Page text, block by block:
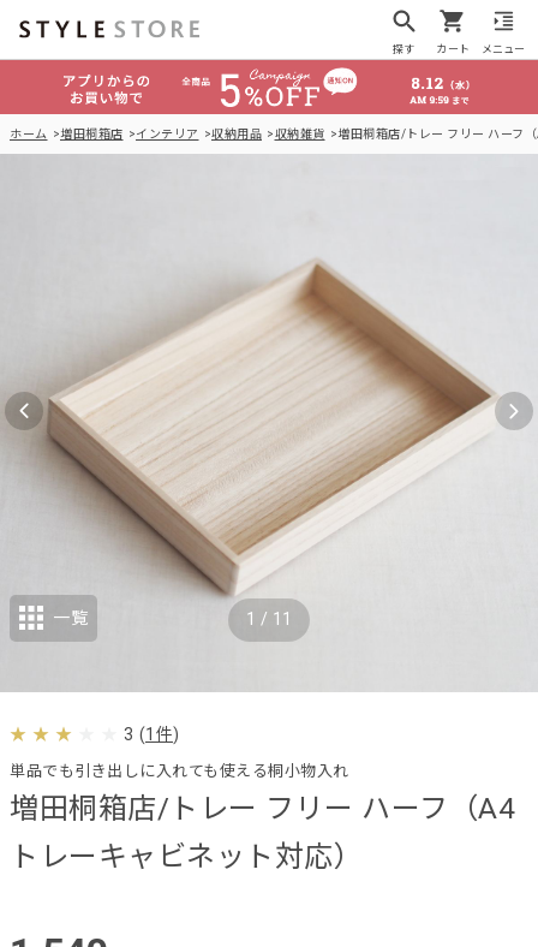
探す カート メニュー
ホーム 増田桐箱店 インテリア 収納用品 収納雑貨 増田桐箱店/トレー フリー ハーフ
増田桐箱店/トレー フリー ハーフ（A4
トレーキャビネット対応）
単品でも引き出しに入れても使える桐小物入れ
3 (1件)
1 / 11
一覧